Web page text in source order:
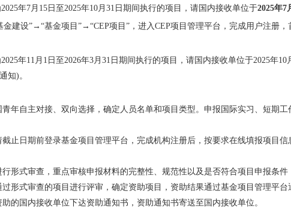
年7月15日至2025年10月31日期间执行的项目，请国内接收单位于2025年7
金建设”→“基金项目”→“CEP项目”，进入CEP项目管理平台，完成用户注册
年11月1日至2026年3月31日期间执行的项目，请国内接收单位于2025年
知)。
年自主对接、双向选择，确定人员名单和项目类型。申报国际实习、短期
止日期前登录基金项目管理平台，完成机构注册后，按要求在线填报项目
形式审查，重点审核申报材料的完整性、规范性以及是否符合项目申报条
形式审查的项目进行评审，确定资助项目，资助结果通过基金项目管理平台
的国内接收单位下达资助通知书，资助通知书寄送至国内接收单位。